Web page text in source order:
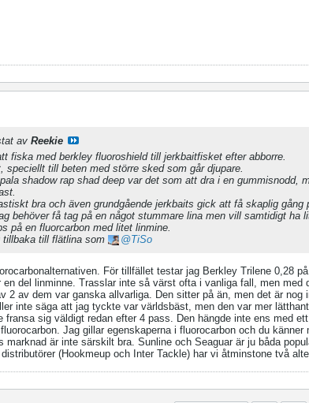
av Reekie
fiska med berkley fluoroshield till jerkbaitfisket efter abborre.
speciellt till beten med större sked som går djupare.
shadow rap shad deep var det som att dra i en gummisnodd,
bra och även grundgående jerkbaits gick att få skaplig gång
behöver få tag på en något stummare lina men vill samtidigt ha
på en fluorcarbon med litet linmine.
tillbaka till flätlina som
TiSo
För tillfället testar jag Berkley Trilene 0,28
del linminne. Trasslar inte så värst ofta i vanliga fall, men med
2 av dem var ganska allvarliga. Den sitter på än, men det är nog
inte säga att jag tyckte var världsbäst, men den var mer
fransa sig väldigt redan efter 4 pass. Den hängde inte ens med
Jag gillar egenskaperna i fluorocarbon och du
marknad är inte särskilt bra. Sunline och Seaguar är ju båda
(Hookmeup och Inter Tackle) har vi åtminstone två